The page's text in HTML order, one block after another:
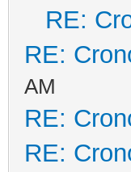
RE:
RE:
AM
RE:
RE: